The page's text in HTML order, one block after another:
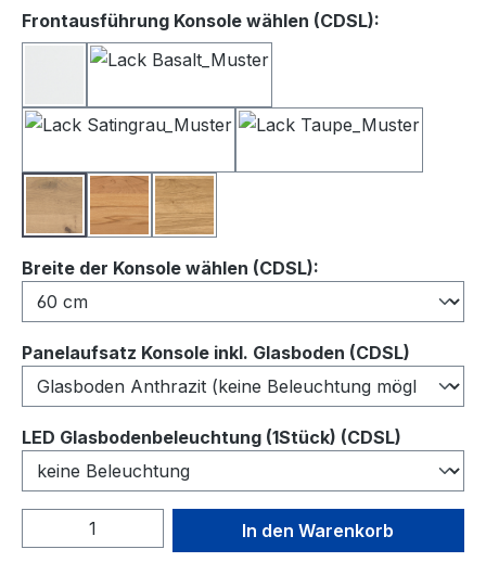
Frontausführung Konsole wählen (CDSL):
BalkeneicheKernbucheWildeiche
Breite der Konsole wählen (CDSL):
Panelaufsatz Konsole inkl. Glasboden (CDSL)
LED Glasbodenbeleuchtung (1Stück) (CDSL)
Produkt Anzahl: Gib denIn den Warenkorb